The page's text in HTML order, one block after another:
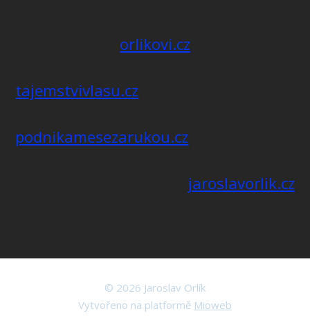
orlikovi.cz
tajemstvivlasu.cz
podnikamesezarukou.cz
jaroslavorlik.cz
© 2026 Jaroslav Orlík
Vytvořeno na platformě Mioweb